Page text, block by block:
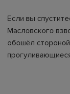
Если вы
Масловского
обошёл